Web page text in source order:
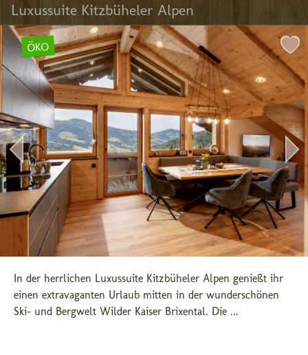
Luxussuite Kitzbüheler Alpen
ÖKO
In der herrlichen Luxussuite Kitzbüheler Alpen genießt ihr
einen extravaganten Urlaub mitten in der wunderschönen
Ski- und Bergwelt Wilder Kaiser Brixental. Die ...